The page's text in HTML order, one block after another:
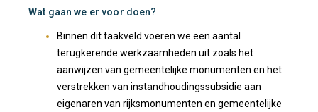
Wat gaan we er voor doen?
Binnen dit taakveld voeren we een aantal
terugkerende werkzaamheden uit zoals het
aanwijzen van gemeentelijke monumenten en het
verstrekken van instandhoudingssubsidie aan
eigenaren van rijksmonumenten en gemeentelijke